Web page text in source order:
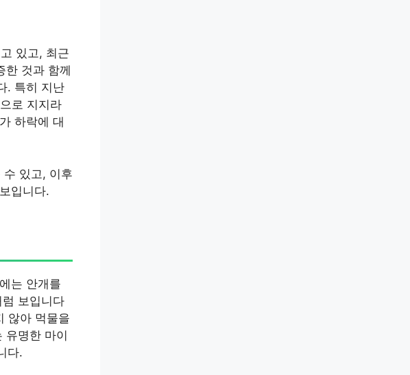
있고, 최근
한 것과 함께
. 특히 지난
로 지지라
하락에 대
있고, 이후
입니다.
는 안개를
보입니다
않아 먹물을
유명한 마이
다.